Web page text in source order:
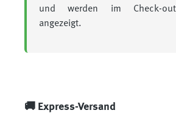
und werden im Check-
angezeigt.
🚚 Express-Versand